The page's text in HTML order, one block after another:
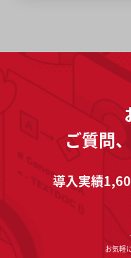
ご質問
導入実績
お気軽